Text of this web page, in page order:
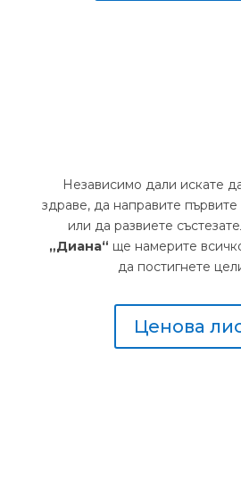
Независимо дали искате
здраве, да направите
или да развиете
„Диана“ ще намерите
да постигнете
Ценова